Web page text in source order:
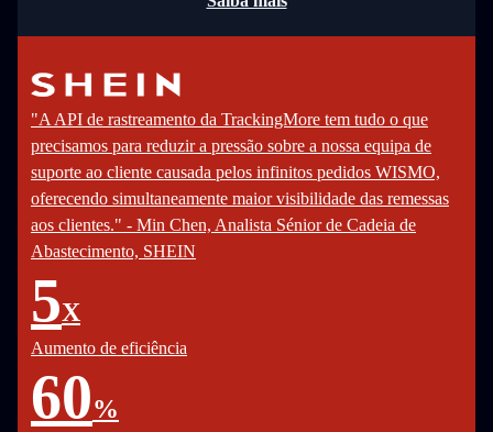
"A API de rastreamento da TrackingMore tem tudo o que
precisamos para reduzir a pressão sobre a nossa equipa de
suporte ao cliente causada pelos infinitos pedidos WISMO,
oferecendo simultaneamente maior visibilidade das remessas
aos clientes." - Min Chen, Analista Sénior de Cadeia de
Abastecimento, SHEIN
5X
Aumento de eficiência
60%